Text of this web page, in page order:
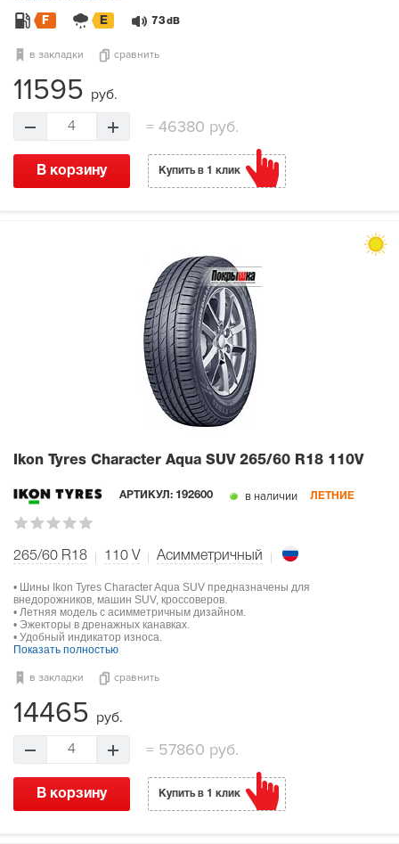
F E 73 dB
в закладки сравнить
11595 руб.
4 =46380 руб.
В корзину Купить в 1 клик
Ikon Tyres Character Aqua SUV 265/60 R18 110V
АРТИКУЛ: 192600 в наличии ЛЕТНИЕ
265/60 R18 110 V Асимметричный
• Шины Ikon Tyres Character Aqua SUV предназначены для
внедорожников, машин SUV, кроссоверов.
• Летняя модель с асимметричным дизайном.
• Эжекторы в дренажных канавках.
• Удобный индикатор износа.
Показать полностью
в закладки сравнить
14465 руб.
4 =57860 руб.
В корзину Купить в 1 клик